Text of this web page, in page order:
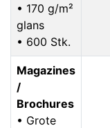
• 170 g/m²
glans
• 600 Stk.
Magazines
/
Brochures
• Grote